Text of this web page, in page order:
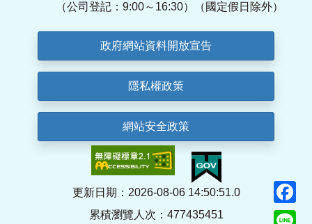
（公司登記：9:00～16:30）（國定假日除外）
政府網站資料開放宣告
隱私權政策
網站安全政策
更新日期：2026-08-06 14:50:51.0
累積瀏覽人次：477435451